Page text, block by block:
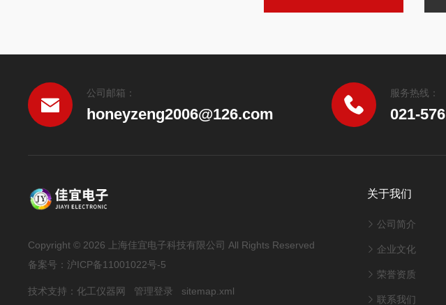
公司邮箱：
honeyzeng2006@126.com
服务热线：
021-
Copyright © 2026 上海佳宜电子科技有限公司 All Rights Reserved
备案号：沪ICP备11001022号-5
技术支持：化工仪器网 管理登录 sitemap.xml
关于我们
公司简介
企业文化
荣誉资质
联系我们